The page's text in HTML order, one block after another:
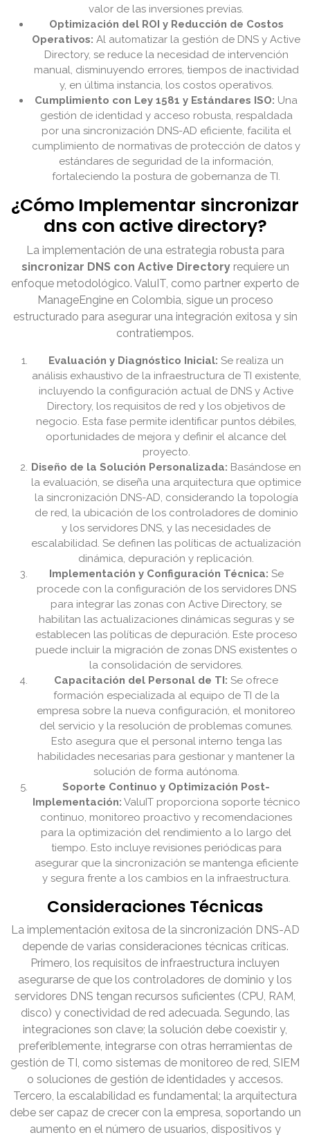
valor de las inversiones previas.
Optimización del ROI y Reducción de Costos
Operativos: Al automatizar la gestión de DNS y Active
Directory, se reduce la necesidad de intervención
manual, disminuyendo errores, tiempos de inactividad
y, en última instancia, los costos operativos.
Cumplimiento con Ley 1581 y Estándares ISO: Una
gestión de identidad y acceso robusta, respaldada
por una sincronización DNS-AD eficiente, facilita el
cumplimiento de normativas de protección de datos y
estándares de seguridad de la información,
fortaleciendo la postura de gobernanza de TI.
¿Cómo Implementar sincronizar
dns con active directory?
La implementación de una estrategia robusta para
sincronizar DNS con Active Directoryrequiere un
enfoque metodológico. ValuIT, como partner experto de
ManageEngine en Colombia, sigue un proceso
estructurado para asegurar una integración exitosa y sin
contratiempos.
Evaluación y Diagnóstico Inicial: Se realiza un
análisis exhaustivo de la infraestructura de TI existente,
incluyendo la configuración actual de DNS y Active
Directory, los requisitos de red y los objetivos de
negocio. Esta fase permite identificar puntos débiles,
oportunidades de mejora y definir el alcance del
proyecto.
Diseño de la Solución Personalizada: Basándose en
la evaluación, se diseña una arquitectura que optimice
la sincronización DNS-AD, considerando la topología
de red, la ubicación de los controladores de dominio
y los servidores DNS, y las necesidades de
escalabilidad. Se definen las políticas de actualización
dinámica, depuración y replicación.
Implementación y Configuración Técnica: Se
procede con la configuración de los servidores DNS
para integrar las zonas con Active Directory, se
habilitan las actualizaciones dinámicas seguras y se
establecen las políticas de depuración. Este proceso
puede incluir la migración de zonas DNS existentes o
la consolidación de servidores.
Capacitación del Personal de TI: Se ofrece
formación especializada al equipo de TI de la
empresa sobre la nueva configuración, el monitoreo
del servicio y la resolución de problemas comunes.
Esto asegura que el personal interno tenga las
habilidades necesarias para gestionar y mantener la
solución de forma autónoma.
Soporte Continuo y Optimización Post-
Implementación: ValuIT proporciona soporte técnico
continuo, monitoreo proactivo y recomendaciones
para la optimización del rendimiento a lo largo del
tiempo. Esto incluye revisiones periódicas para
asegurar que la sincronización se mantenga eficiente
y segura frente a los cambios en la infraestructura.
Consideraciones Técnicas
La implementación exitosa de la sincronización DNS-AD
depende de varias consideraciones técnicas críticas.
Primero, los requisitos de infraestructura incluyen
asegurarse de que los controladores de dominio y los
servidores DNS tengan recursos suficientes (CPU, RAM,
disco) y conectividad de red adecuada. Segundo, las
integraciones son clave; la solución debe coexistir y,
preferiblemente, integrarse con otras herramientas de
gestión de TI, como sistemas de monitoreo de red, SIEM
o soluciones de gestión de identidades y accesos.
Tercero, la escalabilidad es fundamental; la arquitectura
debe ser capaz de crecer con la empresa, soportando un
aumento en el número de usuarios, dispositivos y